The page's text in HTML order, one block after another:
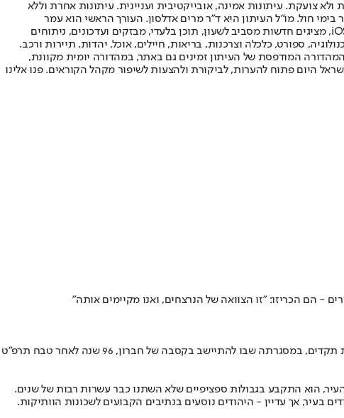
צועקת. עיתונות אמינה, אובייקטיבית ועניינית. עיתונות אחרת וללא
בעל שיעור החשיפה הגבוה ביותר בימי חול. מו"ל העיתון היא ד"ר מרים אדלסון. העורך הראשי הוא עמר
לחמנוביץ, והעורך המייסד הוא עמוס רגב. אתרי האינטרנט של "ישראל היום" בעברית ובאנגלית, כמו כן היישומונים (אפליקציות) לאנדרואיד ול-iOS, מציגים חדשות מסביב לשעון, תוכן בלעדי, מבזקים ועדכונים, ניתוחים
ספורט, כלכלה וצרכנות, בריאות, חיילים, אוכל, יהדות, תיירות ורכב.
המהדורה המודפסת של העיתון זמינים גם באתר, במהדורה יומית מקוונת,
היום פתוח להערות, לביקורת ולהצעות לשיפור מקהל הקוראים. פנו אלינו
התחושה בשעות הערב בישיבת שבי חברון, בעומק היישוב היהודי בחברון, הייתה חגיגית במיוחד - ולא במקרה. אלו היו רגעים של פעולה חסרת תקדים, במסגרתה שבו להתיישב בקסבה של חברון, 96 שנה לאחר טבח תרפ"ט
הוא התקבע בגבולות ספציפיים שלא השתנו כבר עשרות רבות של שנים.
מעט מבנים על ידי יהודים בעיר, אך עדיין - היהודים נוסעים בנתיבים הקבועים לשכונות הוותיקות.